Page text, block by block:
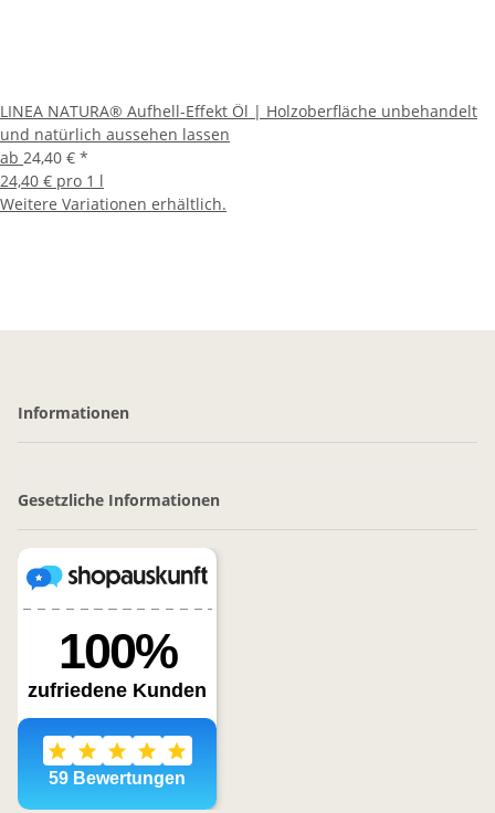
LINEA NATURA® Aufhell-Effekt Öl | Holzoberfläche unbehandelt
und natürlich aussehen lassen
ab 24,40 € *
24,40 € pro 1 l
Weitere Variationen erhältlich.
Informationen
Gesetzliche Informationen